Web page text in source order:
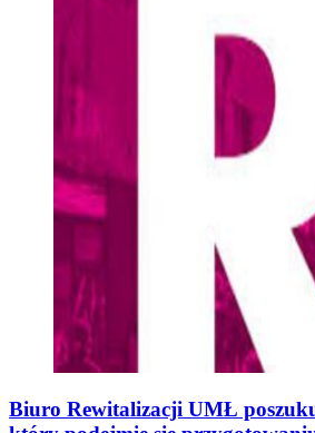
Biuro Rewitalizacji UMŁ